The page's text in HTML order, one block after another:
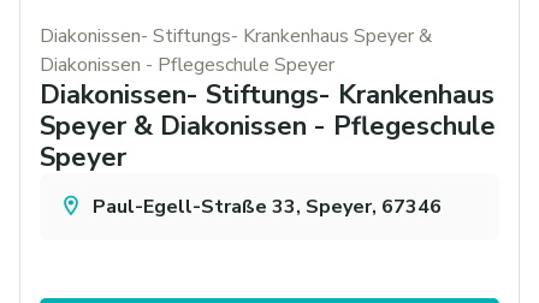
Diakonissen- Stiftungs- Krankenhaus Speyer &
Diakonissen - Pflegeschule Speyer
Diakonissen- Stiftungs- Krankenhaus
Speyer & Diakonissen - Pflegeschule
Speyer
Paul-Egell-Straße 33, Speyer, 67346